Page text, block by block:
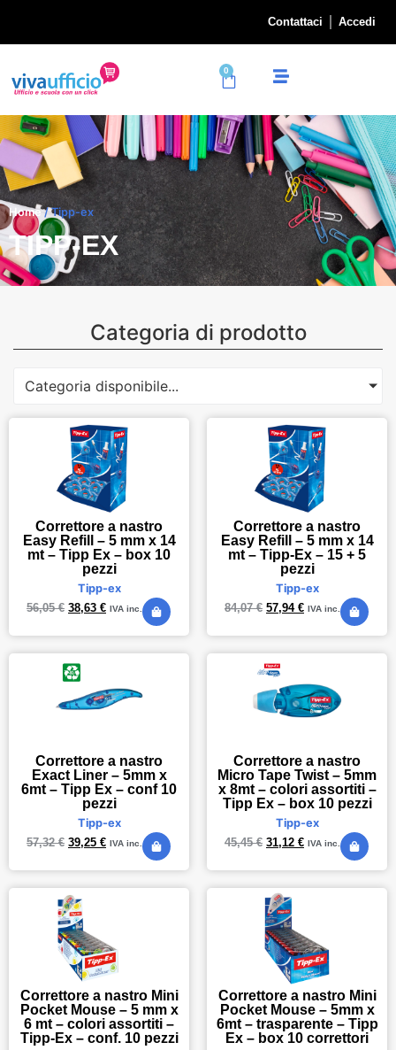
Contattaci Accedi
0
Home/ Tipp-ex
TIPP-EX
Categoria di prodotto
Categoria disponibile...
Correttore a nastro
Easy Refill – 5 mm x 14
mt – Tipp Ex – box 10
pezzi
Tipp-ex
56,05€ 38,63 € IVA inc.
Correttore a nastro
Easy Refill – 5 mm x 14
mt – Tipp-Ex – 15 + 5
pezzi
Tipp-ex
84,07€ 57,94 € IVA inc.
Correttore a nastro
Exact Liner – 5mm x
6mt – Tipp Ex – conf 10
pezzi
Tipp-ex
57,32€ 39,25 € IVA inc.
Correttore a nastro
Micro Tape Twist – 5mm
x 8mt – colori assortiti –
Tipp Ex – box 10 pezzi
Tipp-ex
45,45€ 31,12 € IVA inc.
Correttore a nastro Mini
Pocket Mouse – 5 mm x
6 mt – colori assortiti –
Tipp-Ex – conf. 10 pezzi
Correttore a nastro Mini
Pocket Mouse – 5mm x
6mt – trasparente – Tipp
Ex – box 10 correttori